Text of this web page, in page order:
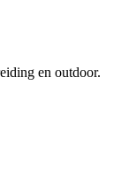
en outdoor.